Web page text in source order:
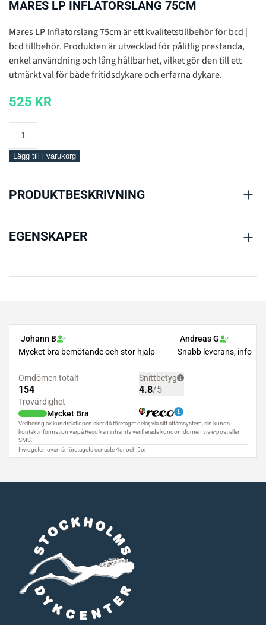
MARES LP INFLATORSLANG 75CM
Mares LP Inflatorslang 75cm är ett kvalitetstillbehör för bcd |
bcd tillbehör. Produkten är utvecklad för pålitlig prestanda,
enkel användning och lång hållbarhet, vilket gör den till ett
utmärkt val för både fritidsdykare och erfarna dykare.
525 KR
Mares
Inflatorslang
Lägg till i varukorg
PRODUKTBESKRIVNING
EGENSKAPER